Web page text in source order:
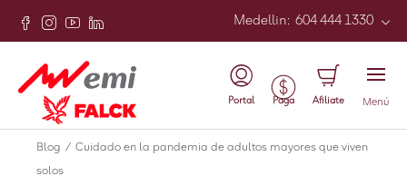
Medellin: 604 444 1330
Portal Paga Afiliate Menú
Blog / Cuidado en la pandemia de adultos mayores que viven
solos
Atrás
Covid